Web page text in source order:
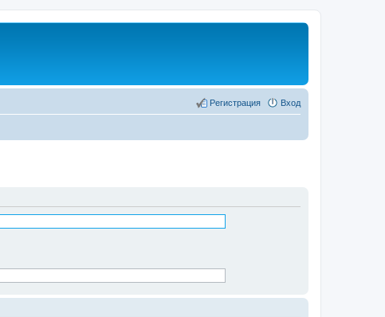
Вход
Регистрация